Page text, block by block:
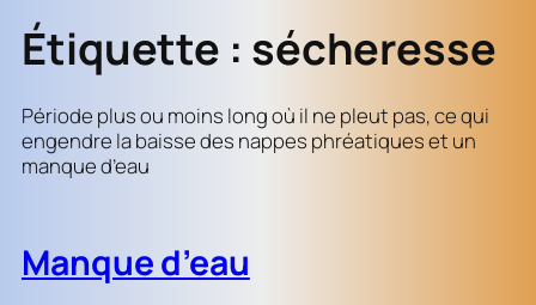
Étiquette : sécheresse
Période plus ou moins long où il ne pleut pas, ce qui
engendre la baisse des nappes phréatiques et un
manque d’eau
Manque d’eau